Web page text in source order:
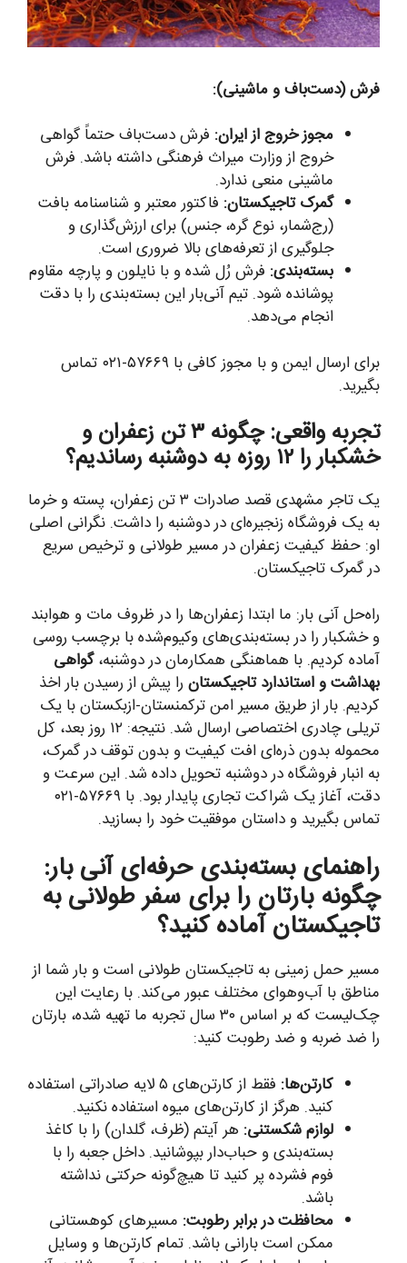
فرش (دست‌باف و ماشینی):
مجوز خروج از ایران: فرش دست‌باف حتماً گواهی
خروج از وزارت میراث فرهنگی داشته باشد. فرش
ماشینی منعی ندارد.
گمرک تاجیکستان: فاکتور معتبر و شناسنامه بافت
(رج‌شمار، نوع گره، جنس) برای ارزش‌گذاری و
جلوگیری از تعرفه‌های بالا ضروری است.
بسته‌بندی: فرش رُل شده و با نایلون و پارچه مقاوم
پوشانده شود. تیم آنی‌بار این بسته‌بندی را با دقت
انجام می‌دهد.
برای ارسال ایمن و با مجوز کافی با ۵۷۶۶۹-۰۲۱ تماس
بگیرید.
تجربه واقعی: چگونه ۳ تن زعفران و
خشکبار را ۱۲ روزه به دوشنبه رساندیم؟
یک تاجر مشهدی قصد صادرات ۳ تن زعفران، پسته و خرما
به یک فروشگاه زنجیره‌ای در دوشنبه را داشت. نگرانی اصلی
او: حفظ کیفیت زعفران در مسیر طولانی و ترخیص سریع
در گمرک تاجیکستان.
راه‌حل آنی بار: ما ابتدا زعفران‌ها را در ظروف مات و هوابند
و خشکبار را در بسته‌بندی‌های وکیوم‌شده با برچسب روسی
آماده کردیم. با هماهنگی همکارمان در دوشنبه،گواهی
بهداشت و استاندارد تاجیکستان را پیش از رسیدن بار اخذ
کردیم. بار از طریق مسیر امن ترکمنستان-ازبکستان با یک
تریلی چادری اختصاصی ارسال شد. نتیجه: ۱۲ روز بعد، کل
محموله بدون ذره‌ای افت کیفیت و بدون توقف در گمرک،
به انبار فروشگاه در دوشنبه تحویل داده شد. این سرعت و
دقت، آغاز یک شراکت تجاری پایدار بود. با ۵۷۶۶۹-۰۲۱
تماس بگیرید و داستان موفقیت خود را بسازید.
راهنمای بسته‌بندی حرفه‌ای آنی بار:
چگونه بارتان را برای سفر طولانی به
تاجیکستان آماده کنید؟
مسیر حمل زمینی به تاجیکستان طولانی است و بار شما از
مناطق با آب‌وهوای مختلف عبور می‌کند. با رعایت این
چک‌لیست که بر اساس ۳۰ سال تجربه ما تهیه شده، بارتان
را ضد ضربه و ضد رطوبت کنید:
کارتن‌ها:
فقط از کارتن‌های ۵ لایه صادراتی استفاده
کنید. هرگز از کارتن‌های میوه استفاده نکنید.
لوازم شکستنی: هر آیتم (ظرف، گلدان) را با کاغذ
بسته‌بندی و حباب‌دار بپوشانید. داخل جعبه را با
فوم فشرده پر کنید تا هیچ‌گونه حرکتی نداشته
باشد.
محافظت در برابر رطوبت: مسیرهای کوهستانی
ممکن است بارانی باشد. تمام کارتن‌ها و وسایل